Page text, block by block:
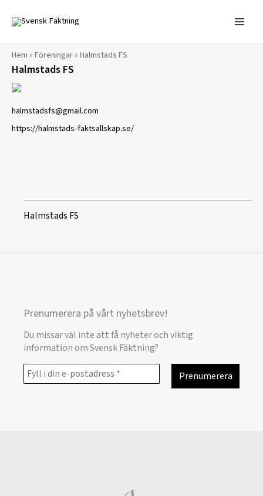
innehåll
Hem » Föreningar» Halmstads FS
Halmstads FS
halmstadsfs@gmail.com
https://halmstads-faktsallskap.se/
Halmstads FS
Prenumerera på vårt nyhetsbrev!
Du missar väl inte att få nyheter och viktig
information om Svensk Fäktning?